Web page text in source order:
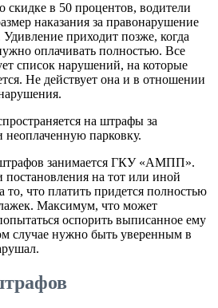
в 50 процентов, водители
наказания за правонарушение
Удивление приходит позже, когда
оплачивать полностью. Все
список нарушений, на которые
Не действует она и в отношении
на штрафы за
парковку.
занимается ГКУ «АМПП».
на тот или иной
то, что платить придется полностью
Максимум, что может
оспорить выписанное ему
случае нужно быть уверенным в